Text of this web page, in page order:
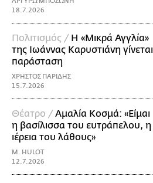
18.7.2026
Πολιτισμός / Η «Μικρά Αγγλία»
της Ιωάννας Καρυστιάνη γίνεται
παράσταση
ΧΡΗΣΤΟΣ ΠΑΡΙΔΗΣ
15.7.2026
Θέατρο /Αμαλία Κοσμά: «Είμαι
η βασίλισσα του ευτράπελου, η
ιέρεια του λάθους»
M. HULOT
12.7.2026